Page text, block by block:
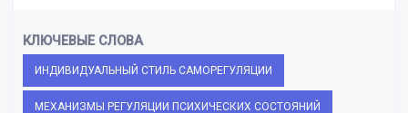
КЛЮЧЕВЫЕ СЛОВА
ИНДИВИДУАЛЬНЫЙ СТИЛЬ САМОРЕГУЛЯЦИИ
МЕХАНИЗМЫ РЕГУЛЯЦИИ ПСИХИЧЕСКИХ СОСТОЯНИЙ